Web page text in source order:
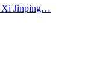
Xi Jinping…